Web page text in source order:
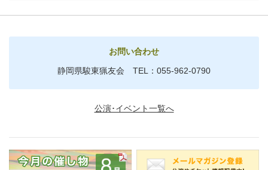
お問い合わせ
静岡県駿東猟友会 TEL：055-962-0790
公演･イベント一覧へ